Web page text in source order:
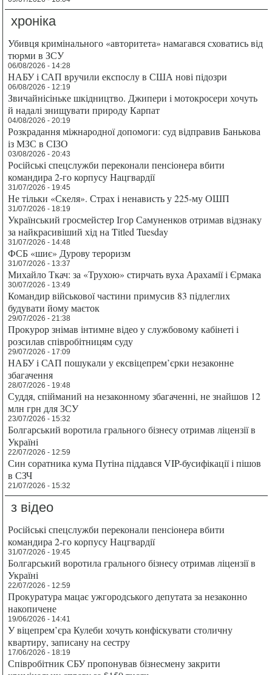
хроніка
Убивця кримінального «авторитета» намагався сховатись від
тюрми в ЗСУ
06/08/2026 - 14:28
НАБУ і САП вручили експослу в США нові підозри
06/08/2026 - 12:19
Звичайнісіньке шкідництво. Джипери і мотокросери хочуть
й надалі знищувати природу Карпат
04/08/2026 - 20:19
Розкрадання міжнародної допомоги: суд відправив Банькова
із МЗС в СІЗО
03/08/2026 - 20:43
Російські спецслужби переконали пенсіонера вбити
командира 2-го корпусу Нацгвардії
31/07/2026 - 19:45
Не тільки «Скеля». Страх і ненависть у 225-му ОШП
31/07/2026 - 18:19
Український гросмейстер Ігор Самуненков отримав відзнаку
за найкрасивіший хід на Titled Tuesday
31/07/2026 - 14:48
ФСБ «шиє» Дурову тероризм
31/07/2026 - 13:37
Михайло Ткач: за «Трухою» стирчать вуха Арахамії і Єрмака
30/07/2026 - 13:49
Командир військової частини примусив 83 підлеглих
будувати йому маєток
29/07/2026 - 21:38
Прокурор знімав інтимне відео у службовому кабінеті і
розсилав співробітницям суду
29/07/2026 - 17:09
НАБУ і САП пошукали у ексвіцепрем’єрки незаконне
збагачення
28/07/2026 - 19:48
Суддя, спійманий на незаконному збагаченні, не знайшов 12
млн грн для ЗСУ
23/07/2026 - 15:32
Болгарський воротила грального бізнесу отримав ліцензії в
Україні
22/07/2026 - 12:59
Син соратника кума Путіна піддався VIP-бусифікації і пішов
в СЗЧ
21/07/2026 - 15:32
з відео
Російські спецслужби переконали пенсіонера вбити
командира 2-го корпусу Нацгвардії
31/07/2026 - 19:45
Болгарський воротила грального бізнесу отримав ліцензії в
Україні
22/07/2026 - 12:59
Прокуратура мацає ужгородського депутата за незаконно
накопичене
19/06/2026 - 14:41
У віцепрем’єра Кулеби хочуть конфіскувати столичну
квартиру, записану на сестру
17/06/2026 - 18:19
Співробітник СБУ пропонував бізнесмену закрити